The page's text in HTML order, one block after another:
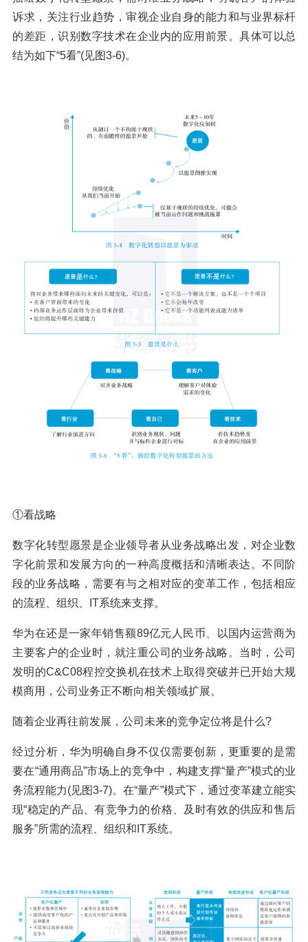
诉求，关注行业趋势，审视企业自身的能力和与业界标杆
的差距，识别数字技术在企业内的应用前景。具体可以总
结为如下“5看”(见图3-6)。
①看战略
数字化转型愿景是企业领导者从业务战略出发，对企业数
字化前景和发展方向的一种高度概括和清晰表达。不同阶
段的业务战略，需要有与之相对应的变革工作，包括相应
的流程、组织、IT系统来支撑。
华为在还是一家年销售额89亿元人民币、以国内运营商为
主要客户的企业时，就注重公司的业务战略。当时，公司
发明的C&C08程控交换机在技术上取得突破并已开始大规
模商用，公司业务正不断向相关领域扩展。
随着企业再往前发展，公司未来的竞争定位将是什么?
经过分析，华为明确自身不仅仅需要创新，更重要的是需
要在“通用商品”市场上的竞争中，构建支撑“量产”模式的业
务流程能力(见图3-7)。在“量产”模式下，通过变革建立能实
现“稳定的产品、有竞争力的价格、及时有效的供应和售后
服务”所需的流程、组织和IT系统。